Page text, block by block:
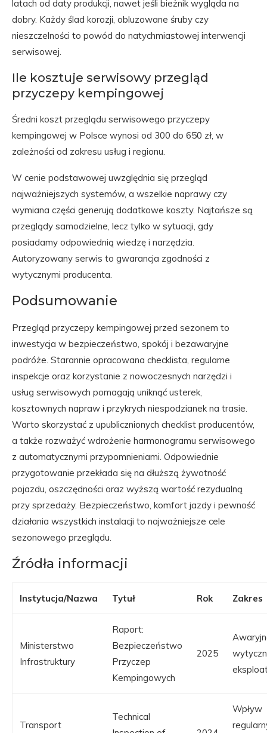
latach od daty produkcji, nawet jeśli bieżnik wygląda na
dobry. Każdy ślad korozji, obluzowane śruby czy
nieszczelności to powód do natychmiastowej interwencji
serwisowej.
Ile kosztuje serwisowy przegląd
przyczepy kempingowej
Średni koszt przeglądu serwisowego przyczepy
kempingowej w Polsce wynosi od 300 do 650 zł, w
zależności od zakresu usług i regionu.
W cenie podstawowej uwzględnia się przegląd
najważniejszych systemów, a wszelkie naprawy czy
wymiana części generują dodatkowe koszty. Najtańsze są
przeglądy samodzielne, lecz tylko w sytuacji, gdy
posiadamy odpowiednią wiedzę i narzędzia.
Autoryzowany serwis to gwarancja zgodności z
wytycznymi producenta.
Podsumowanie
Przegląd przyczepy kempingowej przed sezonem to
inwestycja w bezpieczeństwo, spokój i bezawaryjne
podróże. Starannie opracowana checklista, regularne
inspekcje oraz korzystanie z nowoczesnych narzędzi i
usług serwisowych pomagają uniknąć usterek,
kosztownych napraw i przykrych niespodzianek na trasie.
Warto skorzystać z upublicznionych checklist producentów,
a także rozważyć wdrożenie harmonogramu serwisowego
z automatycznymi przypomnieniami. Odpowiednie
przygotowanie przekłada się na dłuższą żywotność
pojazdu, oszczędności oraz wyższą wartość rezydualną
przy sprzedaży. Bezpieczeństwo, komfort jazdy i pewność
działania wszystkich instalacji to najważniejsze cele
sezonowego przeglądu.
Źródła informacji
Instytucja/Nazwa Tytuł Rok Zakres
Ministerstwo
Infrastruktury
Raport:
Bezpieczeństwo
Przyczep
Kempingowych
2025
Transport
Technical
Wpływ